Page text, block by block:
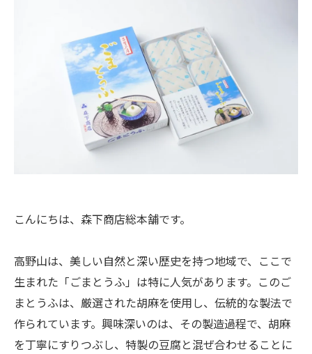
こんにちは、森下商店総本舗です。
高野山は、美しい自然と深い歴史を持つ地域で、ここで
生まれた「ごまとうふ」は特に人気があります。このご
まとうふは、厳選された胡麻を使用し、伝統的な製法で
作られています。興味深いのは、その製造過程で、胡麻
を丁寧にすりつぶし、特製の豆腐と混ぜ合わせることに